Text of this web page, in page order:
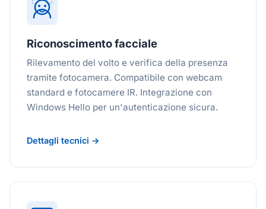
Riconoscimento facciale
Rilevamento del volto e verifica della presenza
tramite fotocamera. Compatibile con webcam
standard e fotocamere IR. Integrazione con
Windows Hello per un'autenticazione sicura.
Dettagli tecnici →